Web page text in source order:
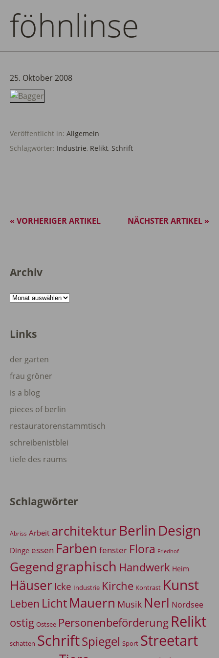
föhnlinse
25. Oktober 2008
Veröffentlicht in: Allgemein
Schlagwörter: Industrie, Relikt, Schrift
NÄCHSTER ARTIKEL »
« VORHERIGER ARTIKEL
Archiv
Archiv
Links
der garten
frau gröner
is a blog
pieces of berlin
restauratorenstammtisch
schreibenistblei
tiefe des raums
Schlagwörter
Abriss Arbeit architekturBerlin Design
Dinge essen Farben fenster Flora Friedhof
Gegendgraphisch Handwerk Heim
Häuser Icke Industrie Kirche Kontrast Kunst
Leben LichtMauern Musik Nerl Nordsee
ostig Ostsee Personenbeförderung Relikt
schatten SchriftSpiegel Sport Streetart